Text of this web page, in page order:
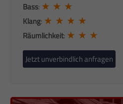
Bass: ★ ★ ★
Klang: ★ ★ ★ ★
Räumlichkeit: ★ ★ ★
Jetzt unverbindlich anfragen